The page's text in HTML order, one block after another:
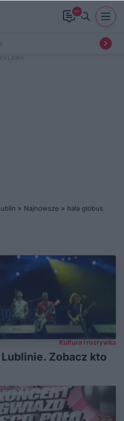
99+
» Najnowsze » hala globus
Kultura i rozrywka
Zobacz kto